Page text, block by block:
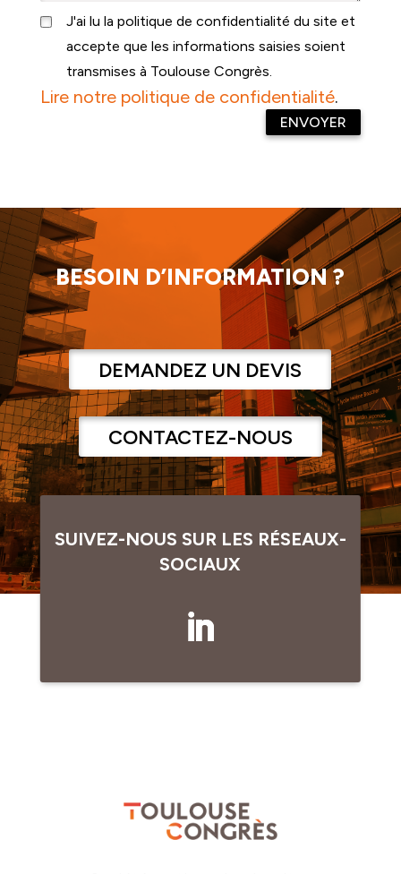
J'ai lu la politique de confidentialité du site et
accepte que les informations saisies soient
transmises à Toulouse Congrès.
Lire notre politique de confidentialité.
BESOIN D’INFORMATION ?
DEMANDEZ UN DEVIS
CONTACTEZ-NOUS
SUIVEZ-NOUS SUR LES RÉSEAUX-
SOCIAUX